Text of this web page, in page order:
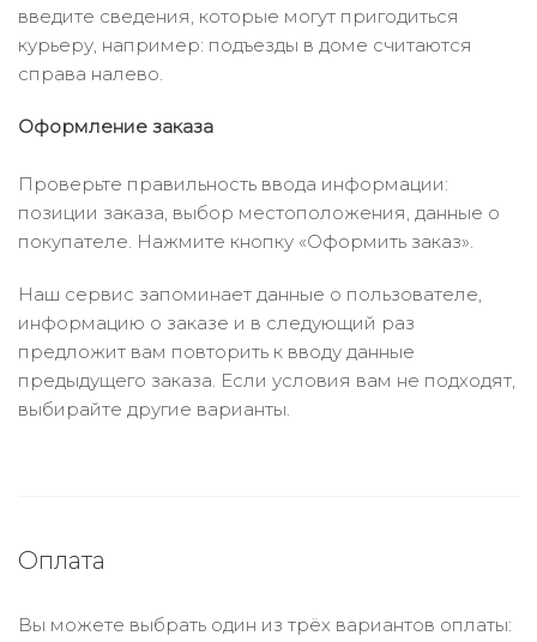
введите сведения, которые могут пригодиться
курьеру, например: подъезды в доме считаются
справа налево.
Оформление заказа
Проверьте правильность ввода информации:
позиции заказа, выбор местоположения, данные о
покупателе. Нажмите кнопку «Оформить заказ».
Наш сервис запоминает данные о пользователе,
информацию о заказе и в следующий раз
предложит вам повторить к вводу данные
предыдущего заказа. Если условия вам не подходят,
выбирайте другие варианты.
Оплата
Вы можете выбрать один из трёх вариантов оплаты: